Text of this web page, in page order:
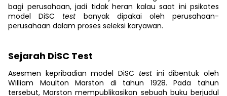
bagi perusahaan, jadi tidak heran kalau saat ini psikotes
model DiSC testbanyak dipakai oleh perusahaan-
perusahaan dalam proses seleksi karyawan.
Sejarah DiSC Test
Asesmen kepribadian model DiSC test ini dibentuk oleh
William Moulton Marston di tahun 1928. Pada tahun
tersebut, Marston mempublikasikan sebuah buku berjudul